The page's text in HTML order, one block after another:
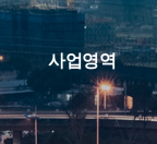
사업영역